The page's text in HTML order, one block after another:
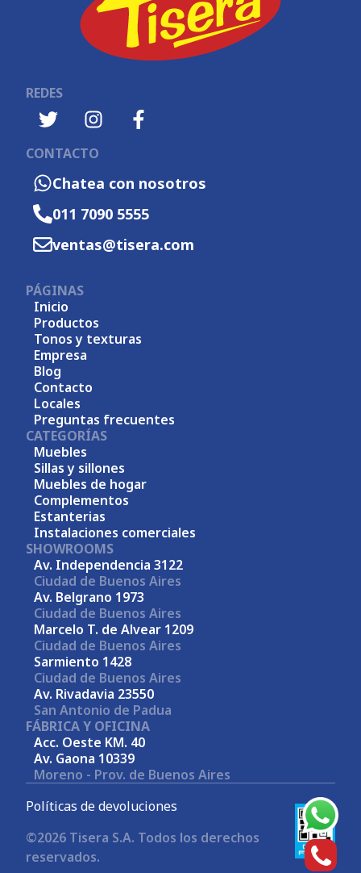
REDES
CONTACTO
Chatea con nosotros
011 7090 5555
ventas@tisera.com
PÁGINAS
Inicio
Productos
Tonos y texturas
Empresa
Blog
Contacto
Locales
Preguntas frecuentes
CATEGORÍAS
Muebles
Sillas y sillones
Muebles de hogar
Complementos
Estanterias
Instalaciones comerciales
SHOWROOMS
Av. Independencia 3122
Ciudad de Buenos Aires
Av. Belgrano 1973
Ciudad de Buenos Aires
Marcelo T. de Alvear 1209
Ciudad de Buenos Aires
Sarmiento 1428
Ciudad de Buenos Aires
Av. Rivadavia 23550
San Antonio de Padua
FÁBRICA Y OFICINA
Acc. Oeste KM. 40
Av. Gaona 10339
Moreno - Prov. de Buenos Aires
©2026 Tisera S.A. Todos los derechos
reservados.
Políticas de devoluciones